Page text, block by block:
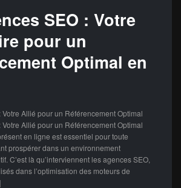
SEO : Votre
pour un
Optimal en
Votre Allié pour un Référencement Optimal
Votre Allié pour un Référencement Optimal
en ligne est essentiel pour toute
prospérer dans un environnement
C’est là qu’interviennent les agences SEO,
dans l’optimisation des moteurs de